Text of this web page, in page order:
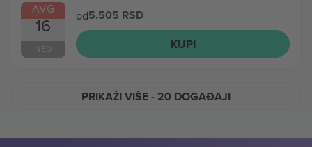
AVG
16
NED
od5.505 RSD
KUPI
PRIKAŽI VIŠE- 20 DOGAĐAJI